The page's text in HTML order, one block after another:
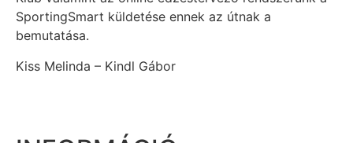
SportingSmart küldetése ennek az útnak a
bemutatása.
Kiss Melinda – Kindl Gábor